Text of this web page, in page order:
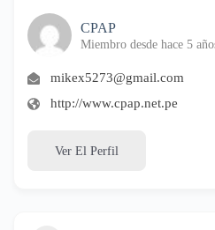
CPAP
Miembro desde hace 5
mikex5273@gmail.com
http://www.cpap.net.pe
Ver El Perfil